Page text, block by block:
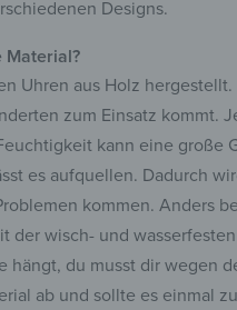
Designs.
Material?
Uhren aus Holz
zum Einsatz kommt.
kann eine große
es aufquellen. Dadurch
kommen. Anders
der wisch- und
hängt, du musst dir wegen
ab und sollte es einmal